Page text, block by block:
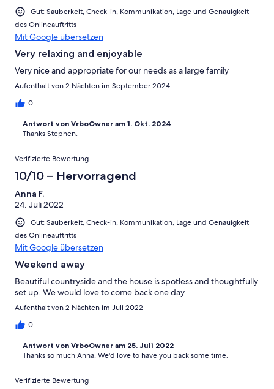
Gut: Sauberkeit, Check-in, Kommunikation, Lage und Genauigkeit
des Onlineauftritts
Mit Google übersetzen
Very relaxing and enjoyable
Very nice and appropriate for our needs as a large family
Aufenthalt von 2 Nächten im September 2024
0
Antwort von VrboOwner am 1. Okt. 2024
Thanks Stephen.
Verifizierte Bewertung
10/10 – Hervorragend
Anna F.
24. Juli 2022
Gut: Sauberkeit, Check-in, Kommunikation, Lage und Genauigkeit
des Onlineauftritts
Mit Google übersetzen
Weekend away
Beautiful countryside and the house is spotless and thoughtfully
set up. We would love to come back one day.
Aufenthalt von 2 Nächten im Juli 2022
0
Antwort von VrboOwner am 25. Juli 2022
Thanks so much Anna. We'd love to have you back some time.
Verifizierte Bewertung